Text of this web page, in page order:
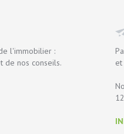
l'immobilier :
de nos conseils.